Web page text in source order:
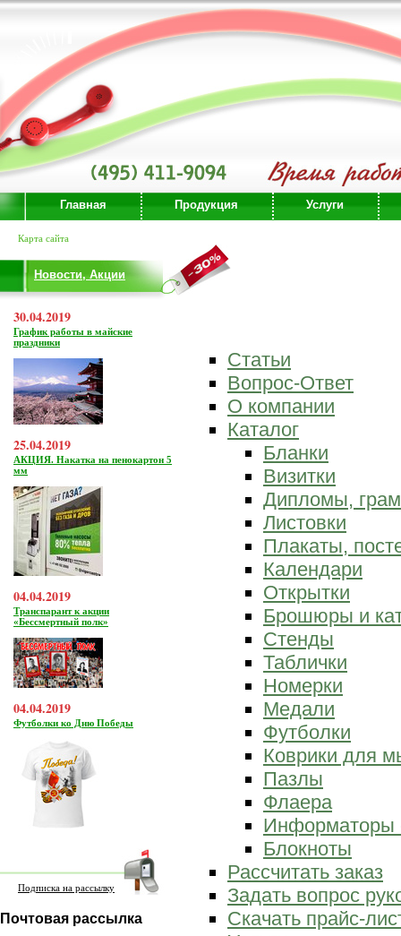
Главная Продукция Услуги
Карта сайта
Новости, Акции
30.04.2019
График работы в майские
праздники
25.04.2019
АКЦИЯ. Накатка на пенокартон 5
мм
04.04.2019
Транспарант к акции
«Бессмертный полк»
04.04.2019
Футболки ко Дню Победы
Подписка на рассылку
Почтовая рассылка
Статьи
Вопрос-Ответ
О компании
Каталог
Бланки
Визитки
Дипломы,
Листовки
Плакаты,
Календари
Открытки
Брошюры и
Стенды
Таблички
Номерки
Медали
Футболки
Коврики для
Пазлы
Флаера
Информаторы
Блокноты
Рассчитать заказ
Задать вопрос
Скачать прайс-